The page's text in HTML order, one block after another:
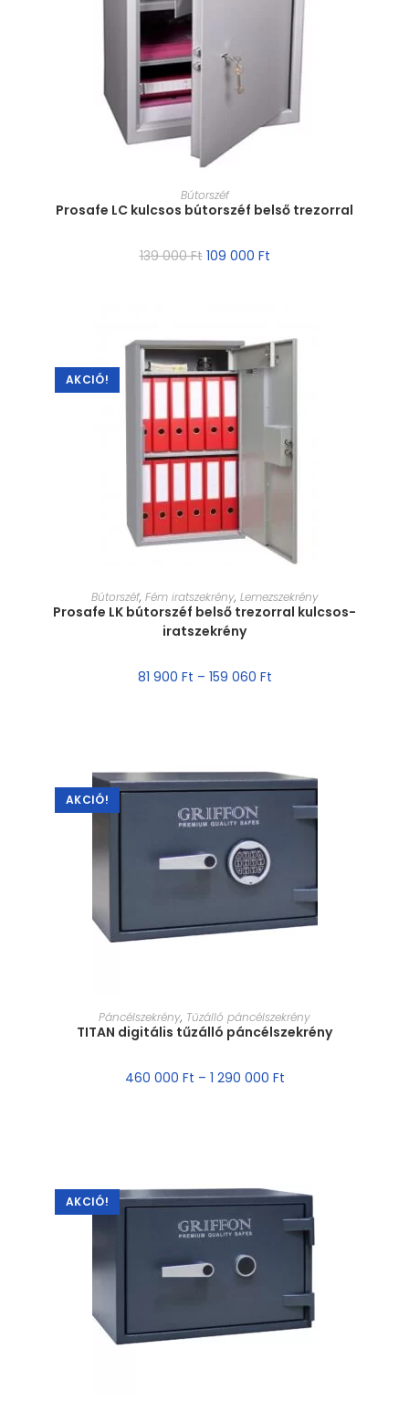
MÉRET VÁLASZTÁSA
Bútorszéf
Prosafe LC kulcsos bútorszéf belső trezorral
139 000Ft 109 000 Ft
AKCIÓ!
MÉRET VÁLASZTÁSA
Bútorszéf, Fém iratszekrény, Lemezszekrény
Prosafe LK bútorszéf belső trezorral kulcsos-
iratszekrény
81 900 Ft – 159 060 Ft
AKCIÓ!
MÉRET VÁLASZTÁSA
Páncélszekrény, Tűzálló páncélszekrény
TITAN digitális tűzálló páncélszekrény
460 000 Ft – 1 290 000 Ft
AKCIÓ!